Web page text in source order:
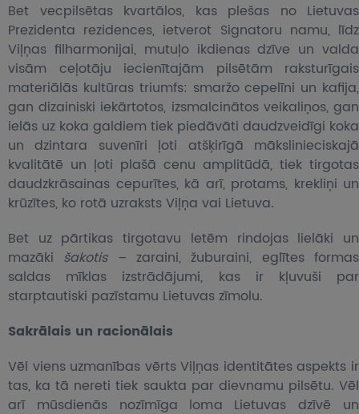
Bet vecpilsētas kvartālos, kas plešas no Lietuvas
Prezidenta rezidences, ietverot Signatoru namu, līdz
Viļņas filharmonijai, mutuļo ikdienas dzīve un valda
visām ceļotāju iecienītajām pilsētām raksturīgais
materiālās kultūras triumfs: smaržo cepelīni un kafija,
gan dizainiski iekārtotos, izsmalcinātos veikaliņos, gan
ielās uz koka galdiem tiek piedāvāti daudzveidīgi koka
un dzintara suvenīri ļoti atšķirīgā mākslinieciskajā
kvalitātē un ļoti plašā cenu amplitūdā, tiek tirgotas
daudzkrāsainas cepurītes, kā arī, protams, krekliņi un
krūzītes, ko rotā uzraksts Viļņa vai Lietuva.
Bet uz pārtikas tirgotavu letēm rindojas lielāki un
mazāki šakotis– zaraini, žuburaini, eglītes formas
saldas mīklas izstrādājumi, kas ir kļuvuši par
starptautiski pazīstamu Lietuvas zīmolu.
Sakrālais un racionālais
Vēl viens uzmanības vērts Viļņas identitātes aspekts ir
tas, ka tā nereti tiek saukta par dievnamu pilsētu. Vēl
arī mūsdienās nozīmīga loma Lietuvas dzīvē un